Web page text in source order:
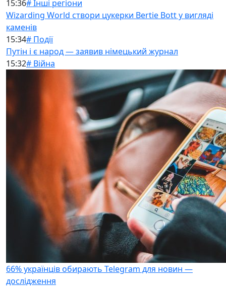
15:36# Інші регіони
Wizarding World створи цукерки Bertie Bott у вигляді
каменів
15:34# Події
Путін і є народ — заявив німецький журнал
15:32# Війна
66% українців обирають Telegram для новин —
дослідження